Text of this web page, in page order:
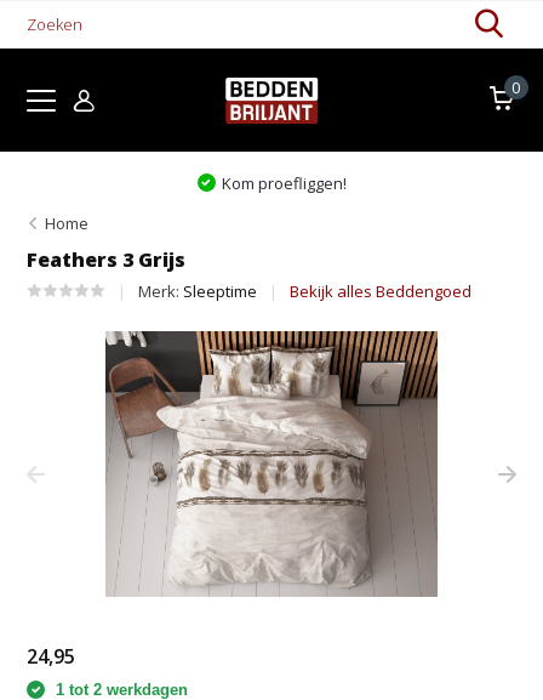
0
Kom proefliggen!
Home
Feathers 3 Grijs
Merk: Sleeptime Bekijk alles Beddengoed
24,95
1 tot 2 werkdagen